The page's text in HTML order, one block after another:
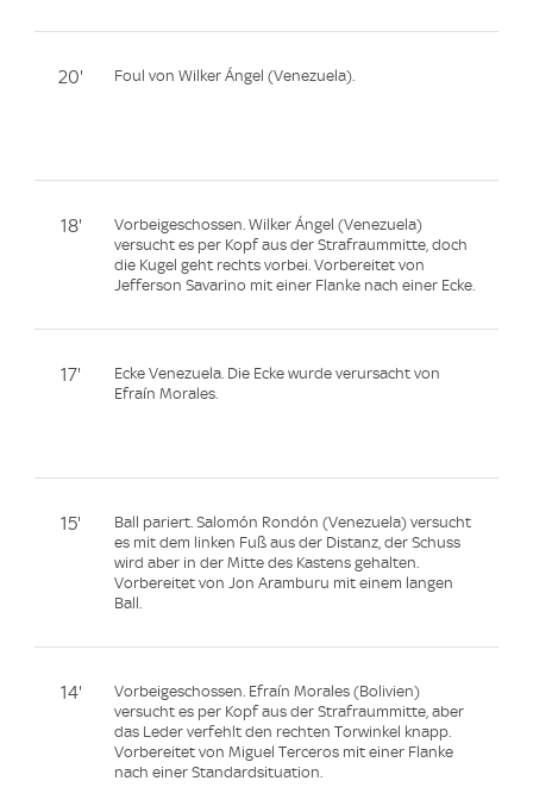
20' Foul von Wilker Ángel (Venezuela).
18'
Vorbeigeschossen. Wilker Ángel (Venezuela)
versucht es per Kopf aus der Strafraummitte, doch
die Kugel geht rechts vorbei. Vorbereitet von
Jefferson Savarino mit einer Flanke nach einer Ecke.
17'
Ecke Venezuela. Die Ecke wurde verursacht von
Efraín Morales.
15'
Ball pariert. Salomón Rondón (Venezuela) versucht
es mit dem linken Fuß aus der Distanz, der Schuss
wird aber in der Mitte des Kastens gehalten.
Vorbereitet von Jon Aramburu mit einem langen
Ball.
14'
Vorbeigeschossen. Efraín Morales (Bolivien)
versucht es per Kopf aus der Strafraummitte, aber
das Leder verfehlt den rechten Torwinkel knapp.
Vorbereitet von Miguel Terceros mit einer Flanke
nach einer Standardsituation.